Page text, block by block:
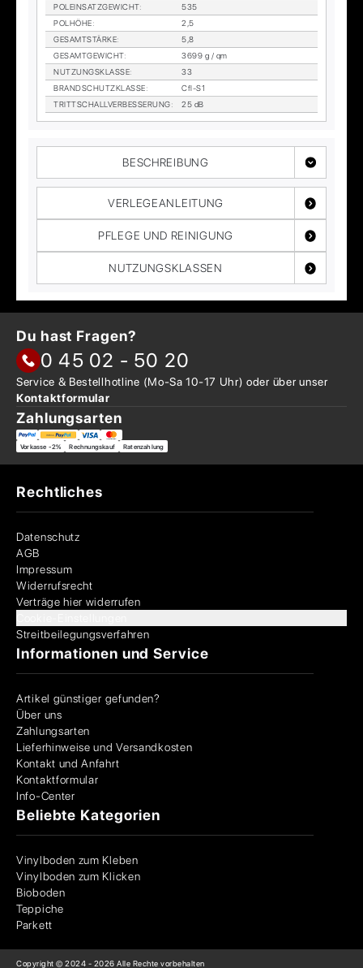
POL­EIN­SATZ­GE­WICHT:
535
POL­HÖ­HE:
2,5
GE­SAMT­STÄR­KE:
5,8
GE­SAMT­GE­WICHT:
3699 g / qm
NUT­ZUNGS­KLAS­SE:
33
BRAND­SCHUTZ­KLAS­SE:
Cfl-S1
TRITT­SCHALL­VER­BES­SE­RUNG: 25 dB
BESCHREIBUNG
VERLEGEANLEITUNG
PFLEGE UND REINIGUNG
NUTZUNGSKLASSEN
Du hast Fragen?
0 45 02 - 50 20
Service & Bestellhotline (Mo-Sa 10-17 Uhr) oder überunser
Kontaktformular
Zahlungsarten
Vorkasse -2% Rechnungskauf Ratenzahlung
Rechtliches
Datenschutz
AGB
Impressum
Widerrufsrecht
Verträge hier widerrufen
Streitbeilegungsverfahren
Informationen und Service
Artikel günstiger gefunden?
Über uns
Zahlungsarten
Lieferhinweise und Versandkosten
Kontakt und Anfahrt
Kontaktformular
Info-Center
Beliebte Kategorien
Vinylboden zum Kleben
Vinylboden zum Klicken
Bioboden
Teppiche
Parkett
Copyright © 2024 - 2026 Alle Rechte vorbehalten